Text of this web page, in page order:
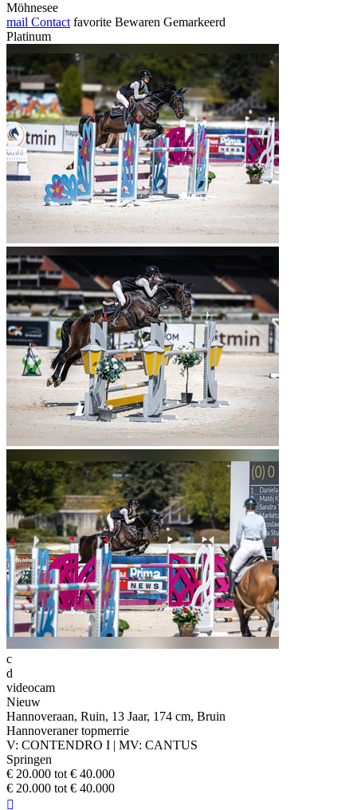
Möhnesee
mail Contact favorite Bewaren Gemarkeerd
Platinum
c
d
videocam
Nieuw
Hannoveraan, Ruin, 13 Jaar, 174 cm, Bruin
Hannoveraner topmerrie
V: CONTENDRO I | MV: CANTUS
Springen
€ 20.000 tot € 40.000
€ 20.000 tot € 40.000
